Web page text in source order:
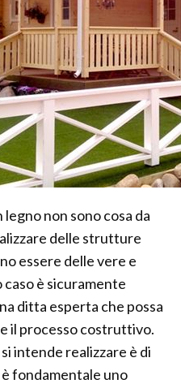
non sono cosa da
delle strutture
essere delle vere e
è sicuramente
ditta esperta che possa
il processo costruttivo.
intende realizzare è di
fondamentale uno